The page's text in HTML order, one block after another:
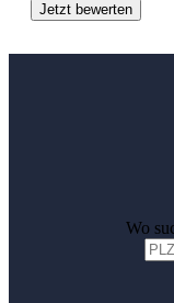
Jetzt bewerten
Wo